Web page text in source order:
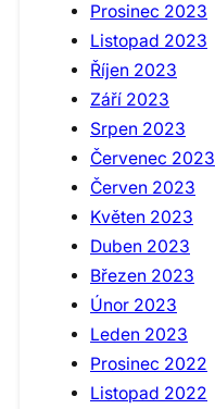
Prosinec 2023
Listopad 2023
Říjen 2023
Září 2023
Srpen 2023
Červenec 2023
Červen 2023
Květen 2023
Duben 2023
Březen 2023
Únor 2023
Leden 2023
Prosinec 2022
Listopad 2022